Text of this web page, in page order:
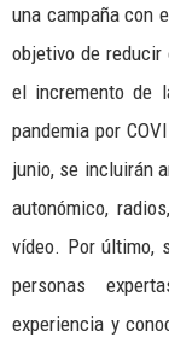
una campaña con
objetivo de reducir
el incremento de
pandemia por
junio, se incluirán
autonómico,
vídeo. Por último,
personas
experiencia y